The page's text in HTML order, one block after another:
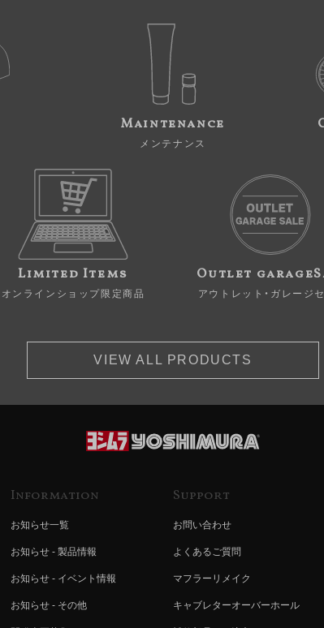
Maintenance
メンテナンス
Limited Items
オンラインショップ限定商品
Outlet
アウトレット・ガレージ
VIEW ALL PRODUCTS
Information
お知らせ一覧
お知らせ - 製品情報
お知らせ - イベント情報
お知らせ - その他
Support
お問い合わせ
よくあるご質問
マフラーリメイク
キャブレターオーバーホール